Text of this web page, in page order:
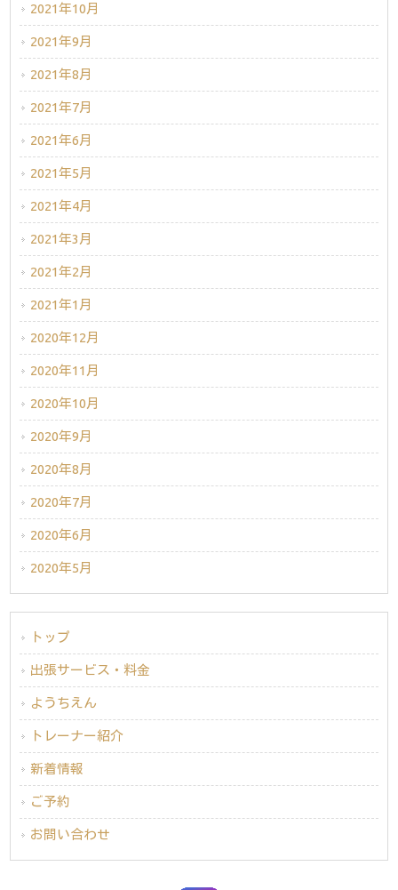
2021年10月
2021年9月
2021年8月
2021年7月
2021年6月
2021年5月
2021年4月
2021年3月
2021年2月
2021年1月
2020年12月
2020年11月
2020年10月
2020年9月
2020年8月
2020年7月
2020年6月
2020年5月
トップ
出張サービス・料金
ようちえん
トレーナー紹介
新着情報
ご予約
お問い合わせ